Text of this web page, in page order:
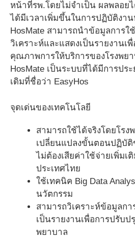
หน้าที่รพ.โดยไม่จำเป็น ผลพลอย
ได้มีเวลาเพิ่มขึ้นในการปฏิบัติงา
HosMate สามารถนำข้อมูลการใ
วิเคราะห์และแสดงเป็นรายงานเ
คุณภาพการให้บริการของโรงพย
HosMate เป็นระบบที่ได้มีการปร
เดิมที่ชื่อว่า EasyHos
จุดเด่นของเทคโนโลยี
สามารถใช้ได้จริงโดยโรง
เปลี่ยนแปลงขั้นตอนปฏิบัติ
ไม่ต้องเสียค่าใช้จ่ายเพิ่มเ
ประเทศไทย
ใช้เทคนิค Big Data
นวัตกรรม
สามารถวิเคราะห์ข้อมูลก
เป็นรายงานเพื่อการปรับ
พยาบาล